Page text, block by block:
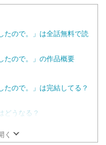
たので。」は全話無料で読
たので。」の作品概要
たので。」は完結してる？
どうなる？
く